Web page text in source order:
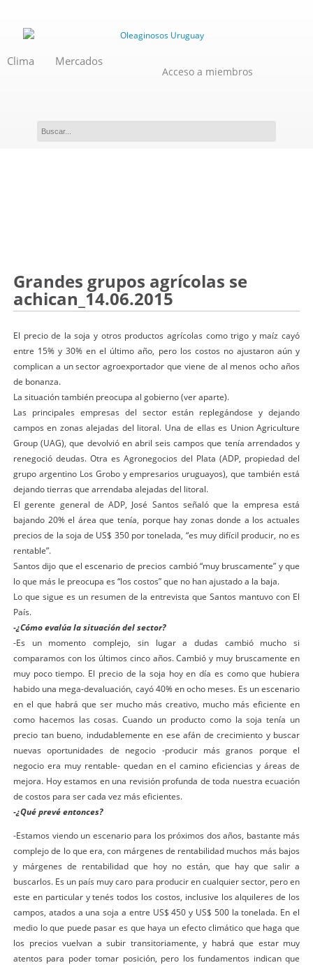
Clima Mercados
Acceso a miembros
Grandes grupos agrícolas se
achican_14.06.2015
El precio de la soja y otros productos agrícolas como trigo y maíz cayó
entre 15% y 30% en el último año, pero los costos no ajustaron aún y
complican a un sector agroexportador que viene de al menos ocho años
de bonanza.
La situación también preocupa al gobierno (ver aparte).
Las principales empresas del sector están replegándose y dejando
campos en zonas alejadas del litoral. Una de ellas es Union Agriculture
Group (UAG), que devolvió en abril seis campos que tenía arrendados y
renegoció deudas. Otra es Agronegocios del Plata (ADP, propiedad del
grupo argentino Los Grobo y empresarios uruguayos), que también está
dejando tierras que arrendaba alejadas del litoral.
El gerente general de ADP, José Santos señaló que la empresa está
bajando 20% el área que tenía, porque hay zonas donde a los actuales
precios de la soja de US$ 350 por tonelada, “es muy difícil producir, no es
rentable”.
Santos dijo que el escenario de precios cambió “muy bruscamente” y que
lo que más le preocupa es “los costos” que no han ajustado a la baja.
Lo que sigue es un resumen de la entrevista que Santos mantuvo con El
País.
-¿Cómo evalúa la situación del sector?
-Es un momento complejo, sin lugar a dudas cambió mucho si
comparamos con los últimos cinco años. Cambió y muy bruscamente en
muy poco tiempo. El precio de la soja hoy en día es como que hubiera
habido una mega-devaluación, cayó 40% en ocho meses. Es un escenario
en el que habrá que ser mucho más creativo, mucho más eficiente en
como hacemos las cosas. Cuando un producto como la soja tenía un
precio tan bueno, indudablemente en ese afán de crecimiento y buscar
nuevas oportunidades de negocio -producir más granos porque el
negocio era muy rentable- quedan en el camino eficiencias y áreas de
mejora. Hoy estamos en una revisión profunda de toda nuestra ecuación
de costos para ser cada vez más eficientes.
-¿Qué prevé entonces?
-Estamos viendo un escenario para los próximos dos años, bastante más
complejo de lo que era, con márgenes de rentabilidad muchos más bajos
y márgenes de rentabilidad que hoy no están, que hay que salir a
buscarlos. Es un país muy caro para producir en cualquier sector, pero en
este en particular y tenés todos los costos, inclusive los alquileres de los
campos, atados a una soja a entre US$ 450 y US$ 500 la tonelada. En el
medio lo que puede pasar es que haya un efecto climático que haga que
los precios vuelvan a subir transitoriamente, y habrá que estar muy
atentos para poder tomar posición, pero los fundamentos indican que